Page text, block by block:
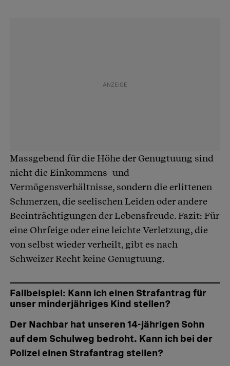
Massgebend für die Höhe der Genugtuung sind
nicht die Einkommens- und
Vermögensverhältnisse, sondern die erlittenen
Schmerzen, die seelischen Leiden oder andere
Beeinträchtigungen der Lebensfreude. Fazit: Für
eine Ohrfeige oder eine leichte Verletzung, die
von selbst wieder verheilt, gibt es nach
Schweizer Recht keine Genugtuung.
Fallbeispiel: Kann ich einen Strafantrag für
unser minderjähriges Kind stellen?
Der Nachbar hat unseren 14-jährigen Sohn
auf dem Schulweg bedroht. Kann ich bei der
Polizei einen Strafantrag stellen?